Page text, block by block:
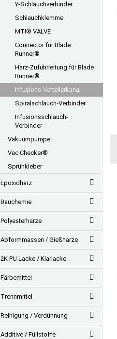
Y-Schlauchverbinder
Schlauchklemme
MTI® VALVE
Connector für Blade
Runner®
Harz-Zufuhrleitung für Blade
Runner®
Infusions-Verteilerkanal
Spiralschlauch-Verbinder
Infusionsschlauch-
Verbinder
Vakuumpumpe
Vac Checker®
Sprühkleber
Epoxidharz
Bauchemie
Polyesterharze
Abformmassen / Gießharze
2K PU Lacke / Klarlacke
Färbemittel
Trennmittel
Reinigung / Verdünnung
Additive / Füllstoffe